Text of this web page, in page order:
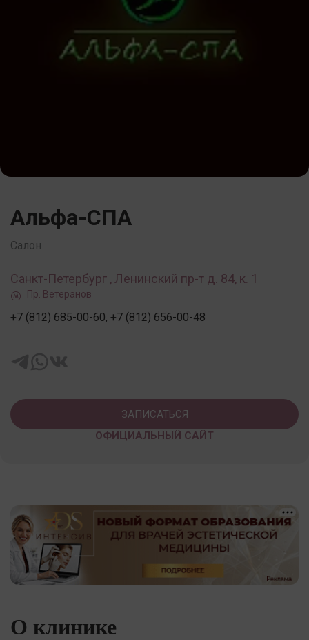
Альфа-СПА
Салон
Санкт-Петербург , Ленинский пр-т д. 84, к. 1
Пр. Ветеранов
+7 (812) 685-00-60, +7 (812) 656-00-48
ЗАПИСАТЬСЯ
ОФИЦИАЛЬНЫЙ САЙТ
О клинике